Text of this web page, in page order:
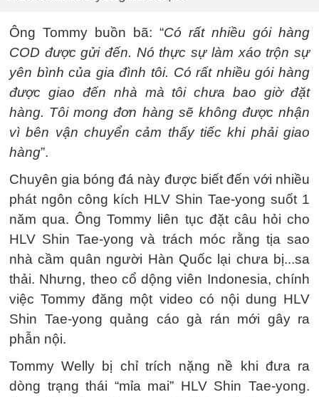
Ông Tommy buồn bã: “Có rất nhiều gói hàng
COD được gửi đến. Nó thực sự làm xáo trộn sự
yên bình của gia đình tôi. Có rất nhiều gói hàng
được giao đến nhà mà tôi chưa bao giờ đặt
hàng. Tôi mong đơn hàng sẽ không được nhận
vì bên vận chuyển cảm thấy tiếc khi phải giao
hàng”.
Chuyên gia bóng đá này được biết đến với nhiều
phát ngôn công kích HLV Shin Tae-yong suốt 1
năm qua. Ông Tommy liên tục đặt câu hỏi cho
HLV Shin Tae-yong và trách móc rằng tịa sao
nhà cầm quân người Hàn Quốc lại chưa bị...sa
thải. Nhưng, theo cổ dộng viên Indonesia, chính
việc Tommy đăng một video có nội dung HLV
Shin Tae-yong quảng cáo gà rán mới gây ra
phẫn nội.
Tommy Welly bị chỉ trích nặng nề khi đưa ra
dòng trạng thái “mỉa mai” HLV Shin Tae-yong.